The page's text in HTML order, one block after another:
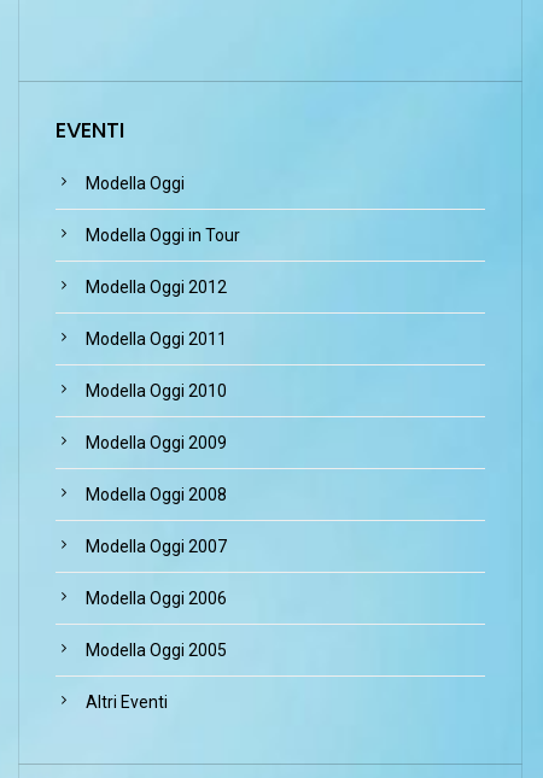
EVENTI
Modella Oggi
Modella Oggi in Tour
Modella Oggi 2012
Modella Oggi 2011
Modella Oggi 2010
Modella Oggi 2009
Modella Oggi 2008
Modella Oggi 2007
Modella Oggi 2006
Modella Oggi 2005
Altri Eventi